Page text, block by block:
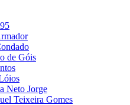
de Góis
Neto Jorge
Teixeira Gomes